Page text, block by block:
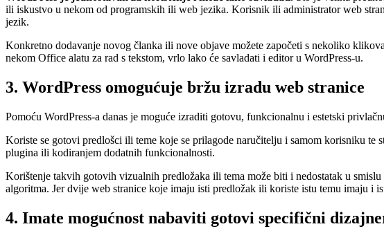
ili iskustvo u nekom od programskih ili web jezika. Korisnik ili administrator web
jezik.
Konkretno dodavanje novog članka ili nove objave možete započeti s nekoliko
nekom Office alatu za rad s tekstom, vrlo lako će savladati i editor u WordPress-u.
3. WordPress omogućuje bržu izradu web stranice
Pomoću WordPress-a danas je moguće izraditi gotovu, funkcionalnu i estetski
Koriste se gotovi predlošci ili teme koje se prilagode naručitelju i samom korisniku
plugina ili kodiranjem dodatnih funkcionalnosti.
Korištenje takvih gotovih vizualnih predložaka ili tema može biti i nedostatak u
algoritma. Jer dvije web stranice koje imaju isti predložak ili koriste istu temu imaju i
4. Imate mogućnost nabaviti gotovi specifični